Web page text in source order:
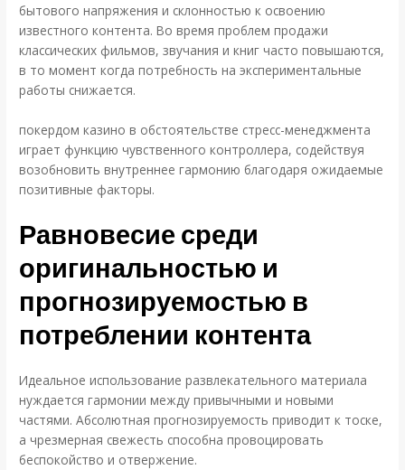
бытового напряжения и склонностью к освоению
известного контента. Во время проблем продажи
классических фильмов, звучания и книг часто повышаются,
в то момент когда потребность на экспериментальные
работы снижается.
покердом казино в обстоятельстве стресс-менеджмента
играет функцию чувственного контроллера, содействуя
возобновить внутреннее гармонию благодаря ожидаемые
позитивные факторы.
Равновесие среди
оригинальностью и
прогнозируемостью в
потреблении контента
Идеальное использование развлекательного материала
нуждается гармонии между привычными и новыми
частями. Абсолютная прогнозируемость приводит к тоске,
а чрезмерная свежесть способна провоцировать
беспокойство и отвержение.